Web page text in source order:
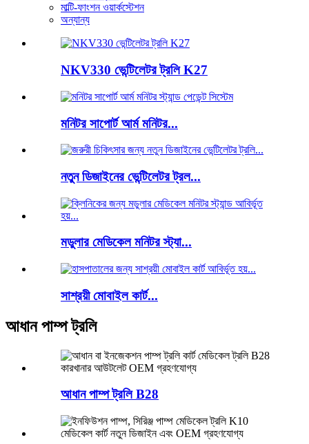
মাল্টি-ফাংশন ওয়ার্কস্টেশন
অন্যান্য
NKV330 ভেন্টিলেটর ট্রলি K27
মনিটর সাপোর্ট আর্ম মনিটর...
নতুন ডিজাইনের ভেন্টিলেটর ট্রল...
মডুলার মেডিকেল মনিটর স্ট্যা...
সাশ্রয়ী মোবাইল কার্ট...
আধান পাম্প ট্রলি
আধান পাম্প ট্রলি B28